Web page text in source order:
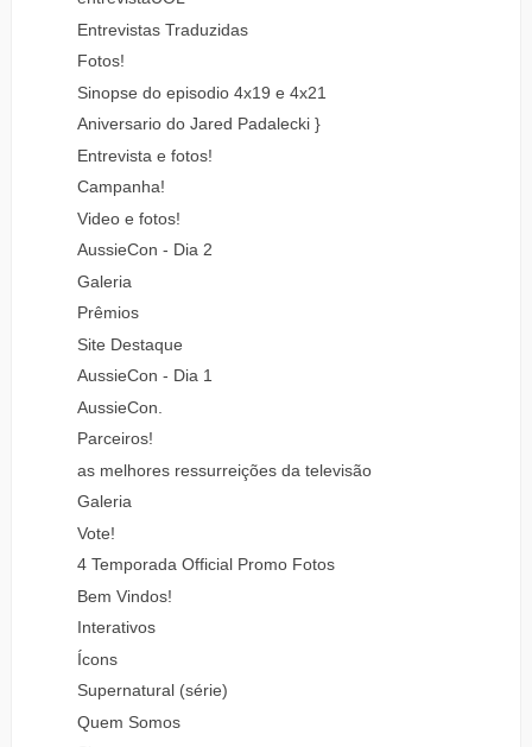
Entrevistas Traduzidas
Fotos!
Sinopse do episodio 4x19 e 4x21
Aniversario do Jared Padalecki }
Entrevista e fotos!
Campanha!
Video e fotos!
AussieCon - Dia 2
Galeria
Prêmios
Site Destaque
AussieCon - Dia 1
AussieCon.
Parceiros!
as melhores ressurreições da televisão
Galeria
Vote!
4 Temporada Official Promo Fotos
Bem Vindos!
Interativos
Ícons
Supernatural (série)
Quem Somos